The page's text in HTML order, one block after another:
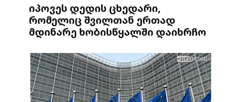
იპოვეს დედის ცხედარი,
რომელიც შვილთან ერთად
მდინარე ხობისწყალში დაიხრჩო